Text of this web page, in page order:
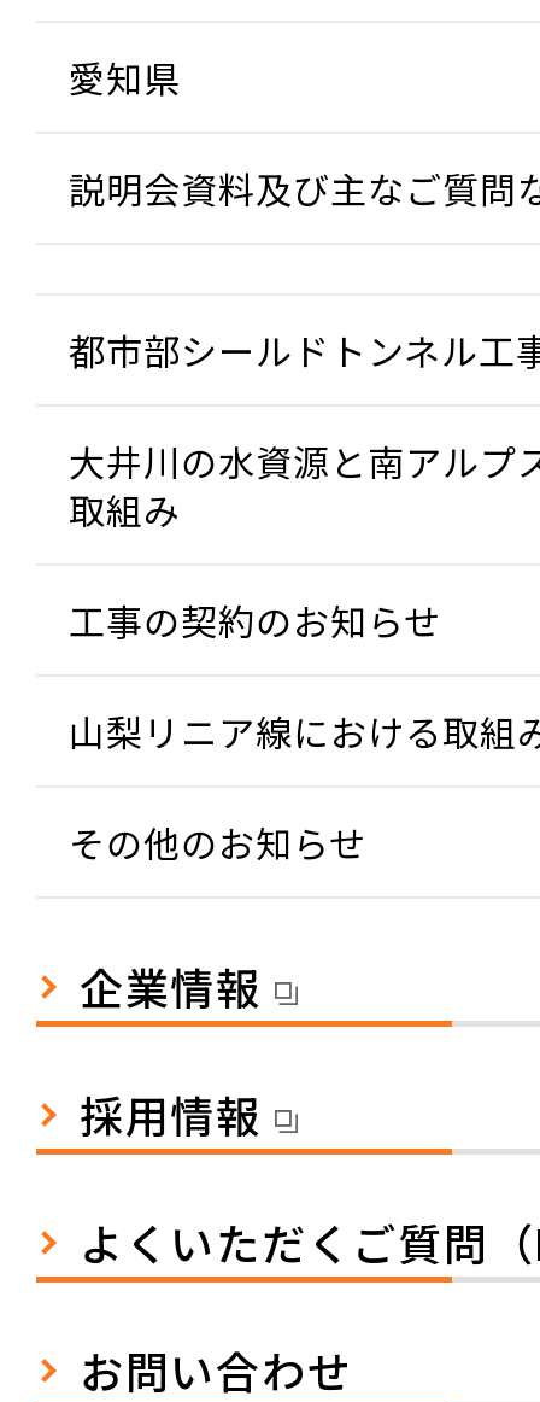
愛知県
説明会資料及び主なご質問
都市部シールドトンネル工
大井川の水資源と南アルプ
取組み
工事の契約のお知らせ
山梨リニア線における取組
その他のお知らせ
企業情報
採用情報
よくいただくご質問
お問い合わせ